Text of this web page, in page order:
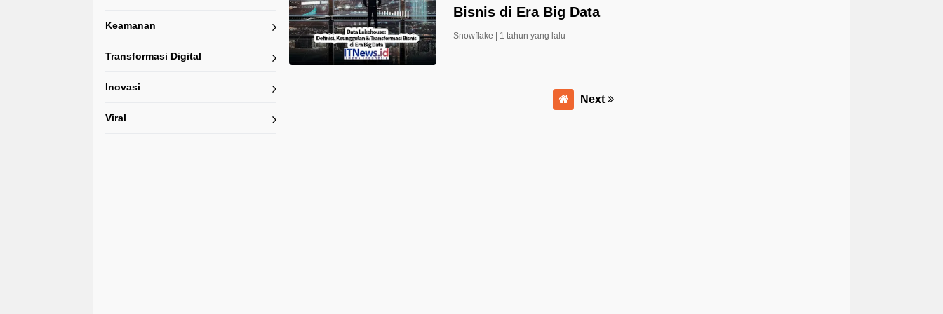
Keamanan
Transformasi Digital
Inovasi
Viral
Bisnis di Era Big Data
Snowflake | 1 tahun yang lalu
Next